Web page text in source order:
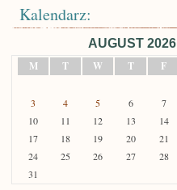
Kalendarz:
AUGUST 2026
M
T W T F
3
4 5 6 7
10
11 12 13 14
17
18 19 20 21
24
25 26 27 28
31